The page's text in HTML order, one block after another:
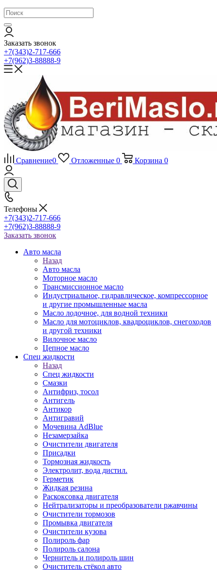
Заказать звонок
+7(343)2-717-666
+7(962)3-88888-9
Сравнение0 Отложенные 0 Корзина 0
Телефоны
+7(343)2-717-666
+7(962)3-88888-9
Заказать звонок
Авто масла
Назад
Авто масла
Моторное масло
Трансмиссионное масло
Индустриальное, гидравлическое, компрессорное
и другие промышленные масла
Масло лодочное, для водной техники
Масло для мотоциклов, квадроциклов, снегоходов
и другой техники
Вилочное масло
Цепное масло
Спец жидкости
Назад
Спец жидкости
Смазки
Антифриз, тосол
Антигель
Антикор
Антигравий
Мочевина AdBlue
Незамерзайка
Очистители двигателя
Присадки
Тормозная жидкость
Электролит, вода дистил.
Герметик
Жидкая резина
Раскоксовка двигателя
Нейтрализаторы и преобразователи ржавчины
Очистители тормозов
Промывка двигателя
Очистители кузова
Полироль фар
Полироль салона
Чернитель и полироль шин
Очиститель стёкол авто